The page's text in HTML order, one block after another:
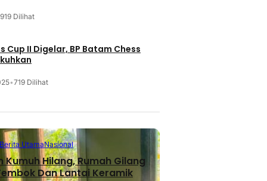
919 Dilihat
Cup II Digelar, BP Batam Chess
•719 Dilihat
UtamaNasional
Kumuh Hilang, Rumah Gilang
Dan Lantai Keramik